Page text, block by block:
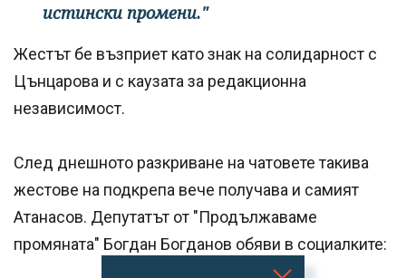
истински промени."
Жестът бе възприет като знак на солидарност с
Цънцарова и с каузата за редакционна
независимост.
След днешното разкриване на чатовете такива
жестове на подкрепа вече получава и самият
Атанасов. Депутатът от "Продължаваме
промяната" Богдан Богданов обяви в социалките: